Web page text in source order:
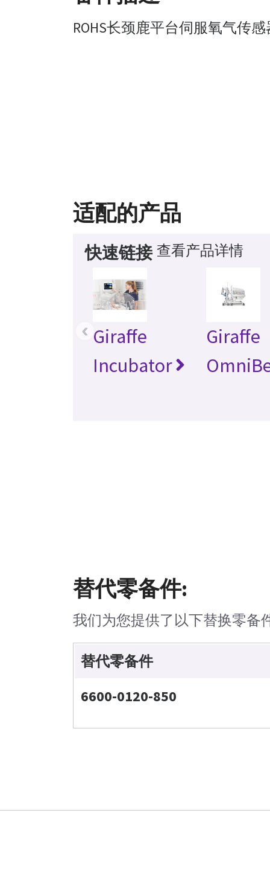
ROHS长颈鹿平台伺服氧气传感
适配的产品
快速链接 查看产品详情
Giraffe
Incubator
Giraffe
‹
替代零备件:
我们为您提供了以下替换零备
替代零备件
6600-0120-850